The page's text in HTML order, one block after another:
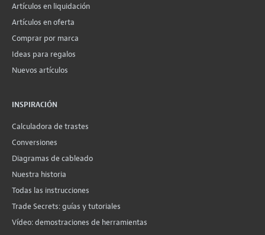
Artículos en liquidación
Artículos en oferta
Comprar por marca
Ideas para regalos
Nuevos artículos
INSPIRACIÓN
Calculadora de trastes
Conversiones
Diagramas de cableado
Nuestra historia
Todas las instrucciones
Trade Secrets: guías y tutoriales
Vídeo: demostraciones de herramientas